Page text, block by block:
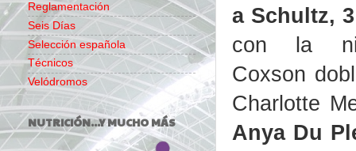
a Schultz,
con la
Coxson
Charlotte
Anya Du
Reglamentación
Seis Días
Selección española
Técnicos
Velódromos
NUTRICIÓN...Y MUCHO MÁS